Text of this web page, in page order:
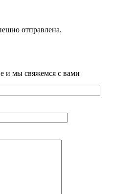
отправлена.
и мы свяжемся с вами